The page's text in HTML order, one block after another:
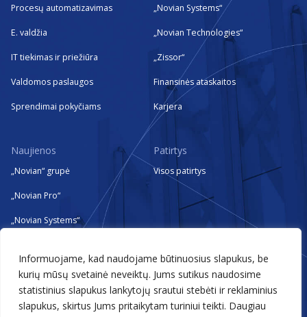
Informuojame, kad naudojame būtinuosius slapukus, be
kurių mūsų svetainė neveiktų. Jums sutikus naudosime
statistinius slapukus lankytojų srautui stebėti ir reklaminius
slapukus, skirtus Jums pritaikytam turiniui teikti. Daugiau
Procesų automatizavimas
E. valdžia
IT tiekimas ir priežiūra
Valdomos paslaugos
Sprendimai pokyčiams
„Novian Systems“
„Novian Technologies“
„Zissor“
Finansinės ataskaitos
Karjera
Naujienos
„Novian“ grupė
„Novian Pro“
„Novian Systems“
„Zissor“
Renginiai
Patirtys
Visos patirtys